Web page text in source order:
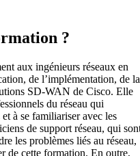
?
aux ingénieurs réseaux en
de l’implémentation, de la
SD-WAN de Cisco. Elle
du réseau qui
à se familiariser avec les
de support réseau, qui
les problèmes liés au réseau,
de cette formation. En outre,